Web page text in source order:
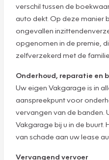
verschil tussen de
auto dekt. Op deze manier
ongevallen
opgenomen in de premie,
zelfverzekerd met de
Onderhoud, reparatie en
Uw eigen Vakgarage is in
aanspreekpunt voor
vervangen van de banden.
Vakgarage bij u in de
van schade aan uw lease
Vervangend vervoer